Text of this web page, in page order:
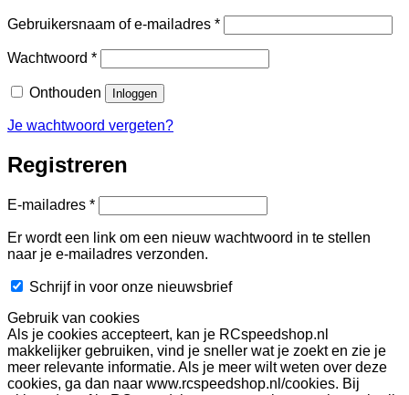
Gebruikersnaam of e-mailadres *Vereist
Wachtwoord *Vereist
Onthouden Inloggen
Je wachtwoord vergeten?
Registreren
E-mailadres *Vereist
Er wordt een link om een nieuw wachtwoord in te stellen
naar je e-mailadres verzonden.
Schrijf in voor onze nieuwsbrief
Gebruik van cookies
Als je cookies accepteert, kan je RCspeedshop.nl
makkelijker gebruiken, vind je sneller wat je zoekt en zie je
meer relevante informatie. Als je meer wilt weten over deze
cookies, ga dan naar www.rcspeedshop.nl/cookies. Bij